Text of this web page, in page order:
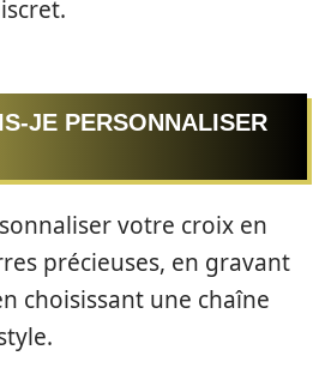
JE PERSONNALISER
votre croix en
précieuses, en gravant
choisissant une chaîne